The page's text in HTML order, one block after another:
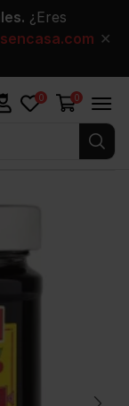
¿Eres
✕
0 0